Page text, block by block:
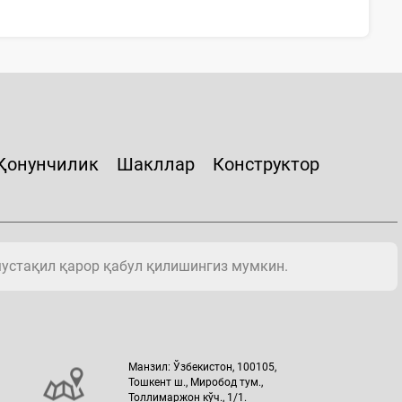
Шакллар
Конструктор
қарор қабул қилишингиз мумкин.
Манзил: Ўзбекистон, 100105,
Тошкент ш., Миробод тум.,
Толлимаржон кўч., 1/1.